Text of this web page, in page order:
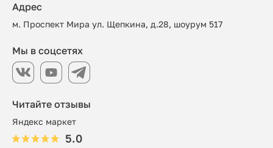
Читайте отзывы
Яндекс маркет
5.0
Адрес
м. Проспект Мира ул. Щепкина, д.28, шоурум 517
Мы в соцсетях